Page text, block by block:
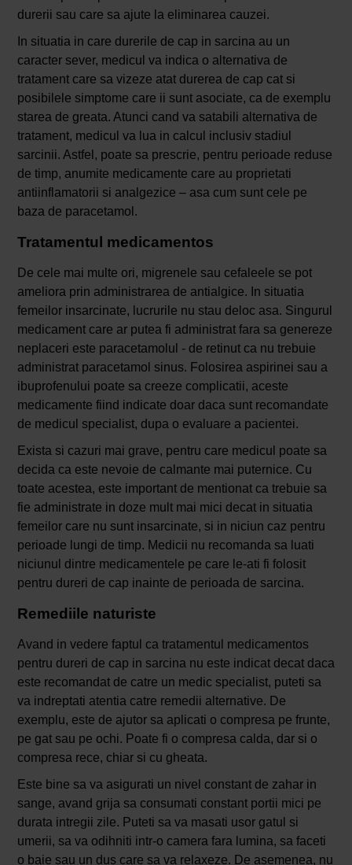
durerii sau care sa ajute la eliminarea cauzei.
In situatia in care durerile de cap in sarcina au un
caracter sever, medicul va indica o alternativa de
tratament care sa vizeze atat durerea de cap cat si
posibilele simptome care ii sunt asociate, ca de exemplu
starea de greata. Atunci cand va satabili alternativa de
tratament, medicul va lua in calcul inclusiv stadiul
sarcinii. Astfel, poate sa prescrie, pentru perioade reduse
de timp, anumite medicamente care au proprietati
antiinflamatorii si analgezice – asa cum sunt cele pe
baza de paracetamol.
Tratamentul medicamentos
De cele mai multe ori, migrenele sau cefaleele se pot
ameliora prin administrarea de antialgice. In situatia
femeilor insarcinate, lucrurile nu stau deloc asa. Singurul
medicament care ar putea fi administrat fara sa genereze
neplaceri este paracetamolul - de retinut ca nu trebuie
administrat paracetamol sinus. Folosirea aspirinei sau a
ibuprofenului poate sa creeze complicatii, aceste
medicamente fiind indicate doar daca sunt recomandate
de medicul specialist, dupa o evaluare a pacientei.
Exista si cazuri mai grave, pentru care medicul poate sa
decida ca este nevoie de calmante mai puternice. Cu
toate acestea, este important de mentionat ca trebuie sa
fie administrate in doze mult mai mici decat in situatia
femeilor care nu sunt insarcinate, si in niciun caz pentru
perioade lungi de timp. Medicii nu recomanda sa luati
niciunul dintre medicamentele pe care le-ati fi folosit
pentru dureri de cap inainte de perioada de sarcina.
Remediile naturiste
Avand in vedere faptul ca tratamentul medicamentos
pentru dureri de cap in sarcina nu este indicat decat daca
este recomandat de catre un medic specialist, puteti sa
va indreptati atentia catre remedii alternative. De
exemplu, este de ajutor sa aplicati o compresa pe frunte,
pe gat sau pe ochi. Poate fi o compresa calda, dar si o
compresa rece, chiar si cu gheata.
Este bine sa va asigurati un nivel constant de zahar in
sange, avand grija sa consumati constant portii mici pe
durata intregii zile. Puteti sa va masati usor gatul si
umerii, sa va odihniti intr-o camera fara lumina, sa faceti
o baie sau un dus care sa va relaxeze. De asemenea, nu